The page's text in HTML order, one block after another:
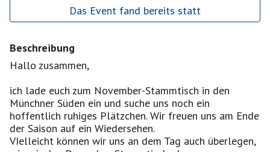
Das Event fand bereits statt
Beschreibung
Hallo zusammen,
ich lade euch zum November-Stammtisch in den
Münchner Süden ein und suche uns noch ein
hoffentlich ruhiges Plätzchen. Wir freuen uns am Ende
der Saison auf ein Wiedersehen.
VIelleicht können wir uns an dem Tag auch überlegen,